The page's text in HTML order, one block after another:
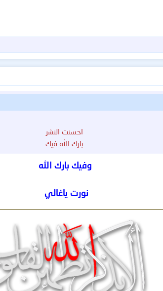
احسنت النشر
بارك الله فيك
وفيك بارك الله
نورت ياغالي